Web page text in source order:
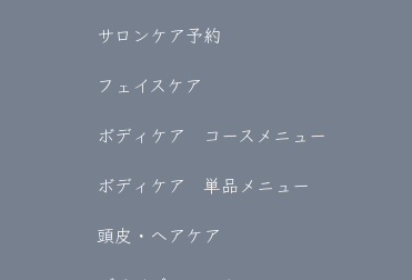
サロンケア予約
フェイスケア
ボディケア コースメニュー
ボディケア 単品メニュー
頭皮・ヘアケア